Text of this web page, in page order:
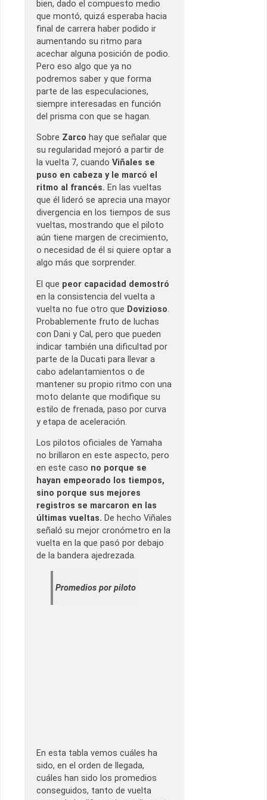
bien, dado el compuesto medio
que montó, quizá esperaba hacia
final de carrera haber podido ir
aumentando su ritmo para
acechar alguna posición de podio.
Pero eso algo que ya no
podremos saber y que forma
parte de las especulaciones,
siempre interesadas en función
del prisma con que se hagan.
Sobre Zarco hay que señalar que
su regularidad mejoró a partir de
la vuelta 7, cuando Viñales se
puso en cabeza y le marcó el
ritmo al francés. En las vueltas
que él lideró se aprecia una mayor
divergencia en los tiempos de sus
vueltas, mostrando que el piloto
aún tiene margen de crecimiento,
o necesidad de él si quiere optar a
algo más que sorprender.
El que peor capacidad demostró
en la consistencia del vuelta a
vuelta no fue otro que Dovizioso.
Probablemente fruto de luchas
con Dani y Cal, pero que pueden
indicar también una dificultad por
parte de la Ducati para llevar a
cabo adelantamientos o de
mantener su propio ritmo con una
moto delante que modifique su
estilo de frenada, paso por curva
y etapa de aceleración.
Los pilotos oficiales de Yamaha
no brillaron en este aspecto, pero
en este caso no porque se
hayan empeorado los tiempos,
sino porque sus mejores
registros se marcaron en las
últimas vueltas. De hecho Viñales
señaló su mejor cronómetro en la
vuelta en la que pasó por debajo
de la bandera ajedrezada.
Promedios por piloto
En esta tabla vemos cuáles ha
sido, en el orden de llegada,
cuáles han sido los promedios
conseguidos, tanto de vuelta